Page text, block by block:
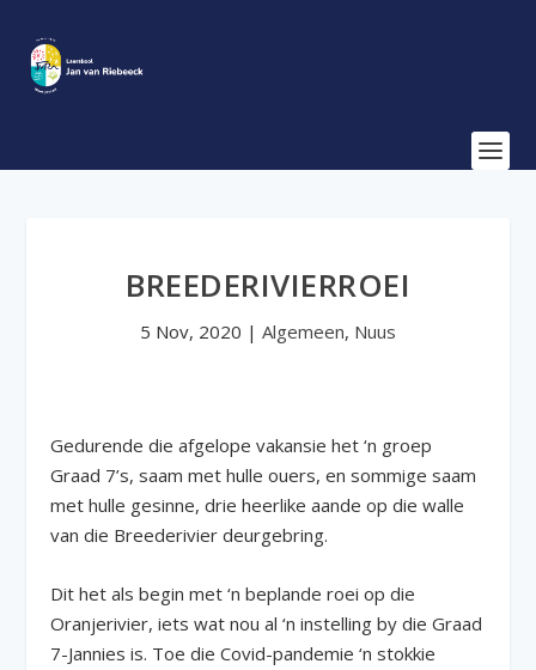
BREEDERIVIERROEI
5 Nov, 2020 | Algemeen, Nuus
Gedurende die afgelope vakansie het ‘n groep
Graad 7’s, saam met hulle ouers, en sommige saam
met hulle gesinne, drie heerlike aande op die walle
van die Breederivier deurgebring.
Dit het als begin met ‘n beplande roei op die
Oranjerivier, iets wat nou al ‘n instelling by die Graad
7-Jannies is. Toe die Covid-pandemie ‘n stokkie